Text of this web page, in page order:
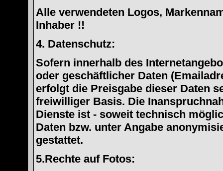
Alle verwendeten Logos,
Inhaber !!
4. Datenschutz:
Sofern innerhalb des
oder geschäftlicher Daten
erfolgt die Preisgabe dieser Daten
freiwilliger Basis. Die
Dienste ist - soweit technisch
Daten bzw. unter Angabe
gestattet.
5.Rechte auf Fotos: